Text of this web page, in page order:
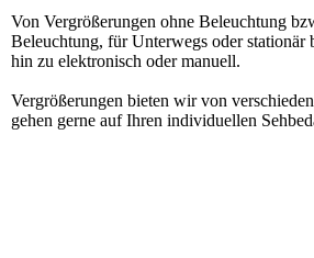
Von Vergrößerungen ohne Beleuchtung
Beleuchtung, für Unterwegs oder stationär
hin zu elektronisch oder manuell.
Vergrößerungen bieten wir von
gehen gerne auf Ihren individuellen